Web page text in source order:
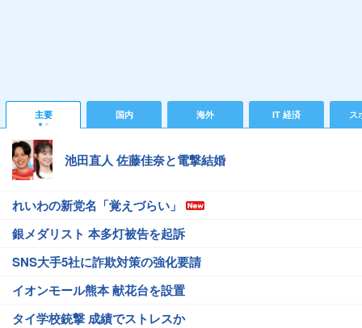
主要 国内 海外 IT 経済 ス
池田直人 佐藤佳奈と電撃結婚
れいわの新党名「覚えづらい」
銀メダリスト 本多灯被告を起訴
SNS大手5社に詐欺対策の強化要請
イオンモール熊本 献花台を設置
タイ学校銃撃 成績でストレスか